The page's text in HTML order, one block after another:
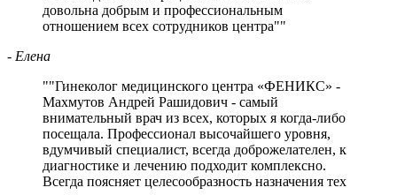
довольна добрым и профессиональным
отношением всех сотрудников центра "
- Елена
" Гинеколог медицинского центра «ФЕНИКС» -
Махмутов Андрей Рашидович - самый
внимательный врач из всех, которых я когда-либо
посещала. Профессионал высочайшего уровня,
вдумчивый специалист, всегда доброжелателен, к
диагностике и лечению подходит комплексно.
Всегда поясняет целесообразность назначения тех